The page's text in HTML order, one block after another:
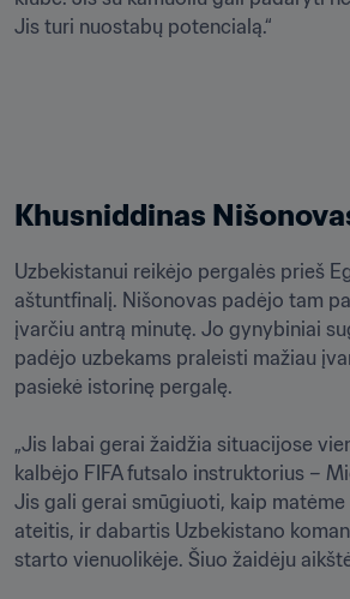
Jis turi nuostabų potencialą.“
Khusniddinas
Uzbekistanui reikėjo pergalės prieš
aštuntfinalį. Nišonovas padėjo tam
įvarčiu antrą minutę. Jo gynybiniai
padėjo uzbekams praleisti mažiau
pasiekė istorinę pergalę.
„Jis labai gerai žaidžia situacijose
kalbėjo FIFA futsalo instruktorius –
Jis gali gerai smūgiuoti, kaip
ateitis, ir dabartis Uzbekistano
starto vienuolikėje. Šiuo žaidėju